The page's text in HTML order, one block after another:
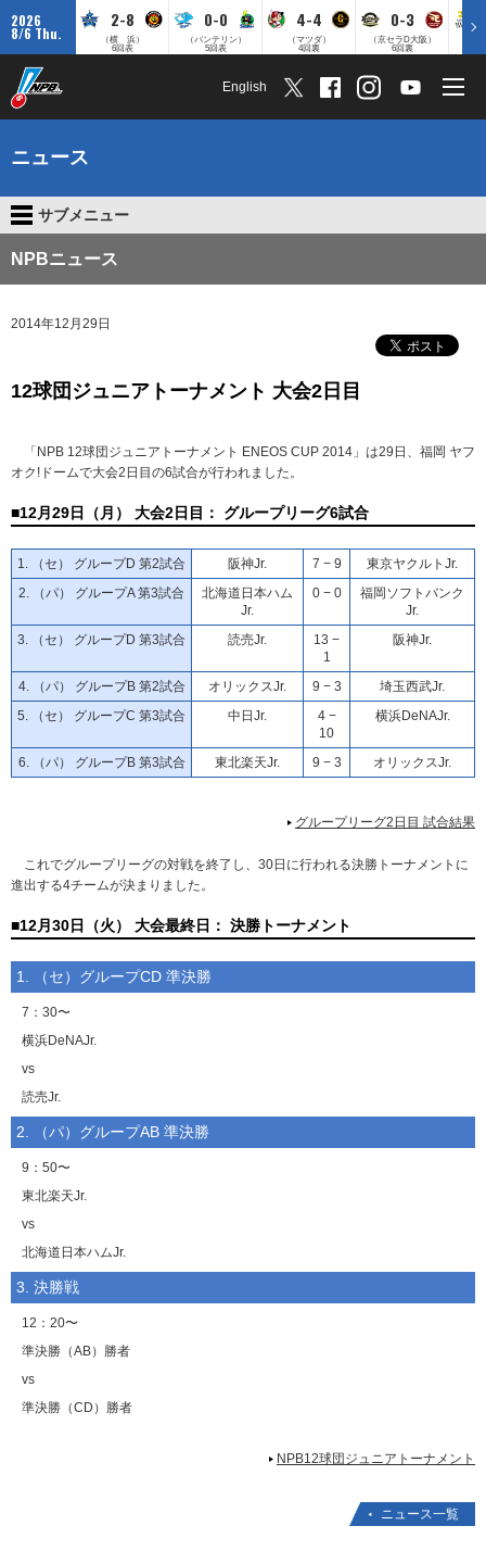
2026
8/6 Thu.
2-8
（横 浜）
6回表
0-0
（バンテリン）
5回表
4-4
（マツダ）
4回裏
0-3
（京セラD大阪）
6回裏
English
ニュース
サブメニュー
NPBニュース
2014年12月29日
12球団ジュニアトーナメント 大会2日目
「NPB 12球団ジュニアトーナメント ENEOS CUP 2014」は29日、福岡 ヤフ
オク!ドームで大会2日目の6試合が行われました。
■12月29日（月） 大会2日目： グループリーグ6試合
1. （セ） グループD 第2試合 阪神Jr. 7 − 9
東京ヤクルトJr.
2. （パ） グループA 第3試合
北海道日本ハム
Jr.
0 − 0
福岡ソフトバンク
Jr.
3. （セ） グループD 第3試合
読売Jr.
13 −
1
阪神Jr.
4. （パ） グループB 第2試合 オリックスJr. 9 − 3
埼玉西武Jr.
5. （セ） グループC 第3試合
中日Jr.
4 −
10
横浜DeNAJr.
6. （パ） グループB 第3試合 東北楽天Jr. 9 − 3 オリックスJr.
グループリーグ2日目 試合結果
これでグループリーグの対戦を終了し、30日に行われる決勝トーナメントに
進出する4チームが決まりました。
■12月30日（火） 大会最終日： 決勝トーナメント
1. （セ）グループCD 準決勝
7：30〜
横浜DeNAJr.
vs
読売Jr.
2. （パ）グループAB 準決勝
9：50〜
東北楽天Jr.
vs
北海道日本ハムJr.
3. 決勝戦
12：20〜
準決勝（AB）勝者
vs
準決勝（CD）勝者
NPB12球団ジュニアトーナメント
ニュース一覧